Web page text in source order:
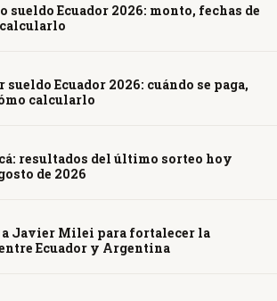
sueldo Ecuador 2026: monto, fechas de
sueldo Ecuador 2026: cuándo se paga,
calcularlo
resultados del último sorteo hoy
de 2026
a Javier Milei para fortalecer la
Ecuador y Argentina